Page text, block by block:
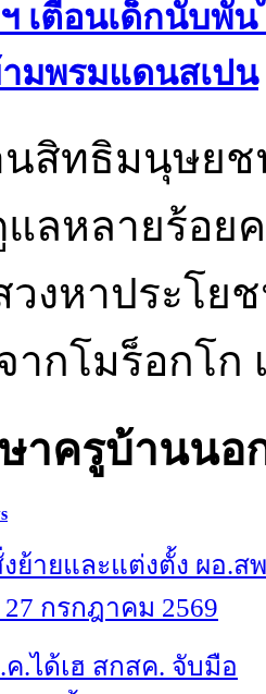
เตือนเด็กนับพั
มพรมแดนสเปน
นสิทธิมนุษยช
ลหลายร้อย
วงหาประโ
กโมร็อกโก
าครูบ้านนอ
ย้ายและแต่งตั้ง ผอ.ส
กรกฎาคม 2569
.ได้เฮ สกสค. จับมือ